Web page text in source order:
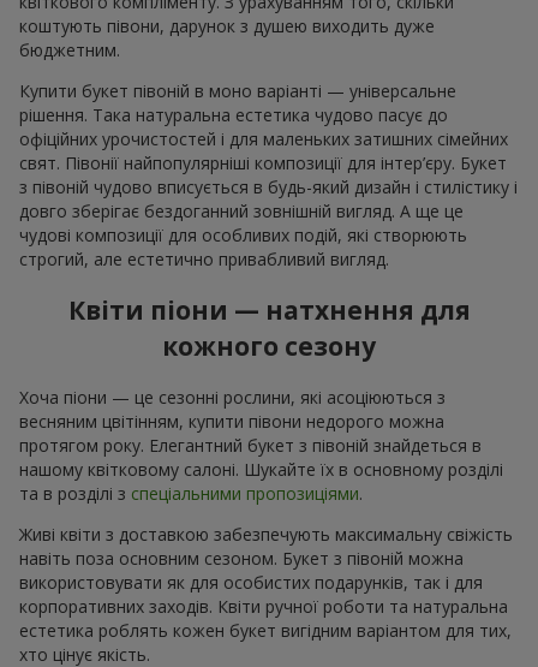
коштують півони, дарунок з душею виходить дуже
бюджетним.
Купити букет півоній в моно варіанті — універсальне
рішення. Така натуральна естетика чудово пасує до
офіційних урочистостей і для маленьких затишних сімейних
свят. Півонії найпопулярніші композиції для інтер’єру. Букет
з півоній чудово вписується в будь-який дизайн і стилістику і
довго зберігає бездоганний зовнішній вигляд. А ще це
чудові композиції для особливих подій, які створюють
строгий, але естетично привабливий вигляд.
Квіти піони — натхнення для
кожного сезону
Хоча піони — це сезонні рослини, які асоціюються з
весняним цвітінням, купити півони недорого можна
протягом року. Елегантний букет з півоній знайдеться в
нашому квітковому салоні. Шукайте їх в основному розділі
та в розділі з спеціальними пропозиціями.
Живі квіти з доставкою забезпечують максимальну свіжість
навіть поза основним сезоном. Букет з півоній можна
використовувати як для особистих подарунків, так і для
корпоративних заходів. Квіти ручної роботи та натуральна
естетика роблять кожен букет вигідним варіантом для тих,
хто цінує якість.